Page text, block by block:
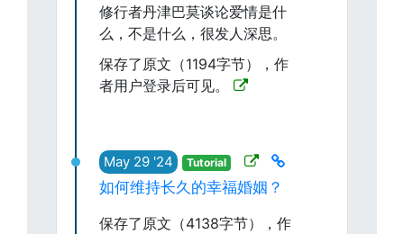
修行者丹津巴莫谈论爱情是什
么，不是什么，很发人深思。
保存了原文（1194字节），作
者用户登录后可见。
May 29 '24 Tutorial
如何维持长久的幸福婚姻？
保存了原文（4138字节），作